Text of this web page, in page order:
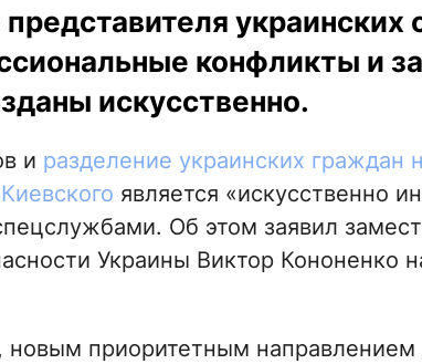
украинских
конфликты и
искусственно.
и разделение украинских граждан
является «искусственно
Об этом заявил
Украины Виктор Кононенко
новым приоритетным направлением